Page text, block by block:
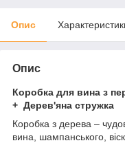
Опис
Опис
Коробка для вина з
+ Дерев'яна стружка
Коробка з дерева –
вина, шампанського,